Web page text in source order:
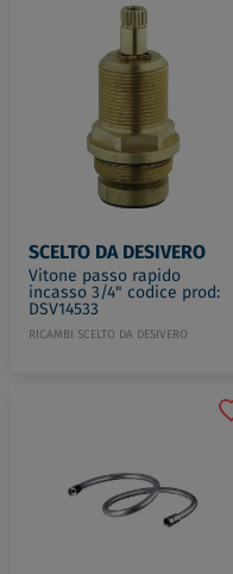
SCELTO DA DESIVERO
Vitone passo rapido
incasso 3/4" codice prod:
DSV14533
RICAMBI SCELTO DA DESIVERO
€